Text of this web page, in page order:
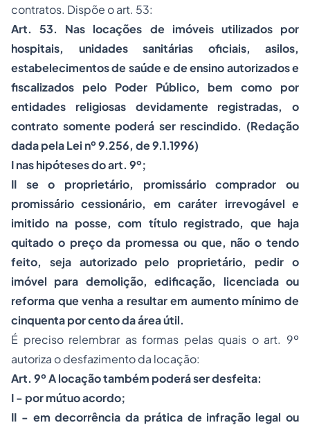
contratos. Dispõe o art. 53:
Art. 53. Nas locações de imóveis utilizados por
hospitais, unidades sanitárias oﬁciais, asilos,
estabelecimentos de saúde e de ensino autorizados e
ﬁscalizados pelo Poder Público, bem como por
entidades religiosas devidamente registradas, o
contrato somente poderá ser rescindido. (Redação
dada pela Lei nº 9.256, de 9.1.1996)
I nas hipóteses do art. 9º;
II se o proprietário, promissário comprador ou
promissário cessionário, em caráter irrevogável e
imitido na posse, com título registrado, que haja
quitado o preço da promessa ou que, não o tendo
feito, seja autorizado pelo proprietário, pedir o
imóvel para demolição, ediﬁcação, licenciada ou
reforma que venha a resultar em aumento mínimo de
cinquenta por cento da área útil.
É preciso relembrar as formas pelas quais o art. 9º
autoriza o desfazimento da locação:
Art. 9º A locação também poderá ser desfeita:
I - por mútuo acordo;
II - em decorrência da prática de infração legal ou